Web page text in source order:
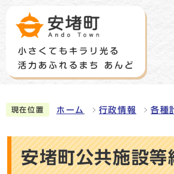
現在位置 ホーム 行政情報 各種
安堵町公共施設等